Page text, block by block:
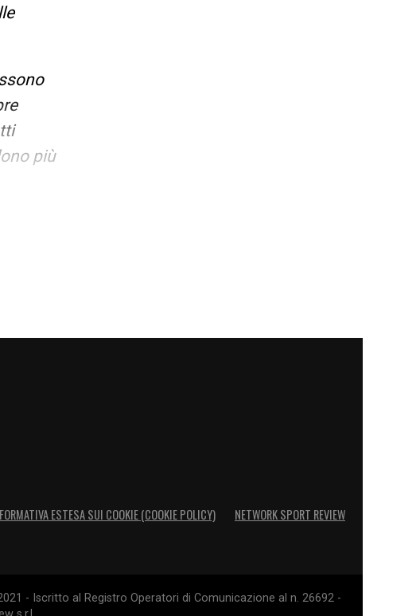
più
di
ESTESA SUI COOKIE (COOKIE POLICY) NETWORK SPORT REVIEW
- Iscritto al Registro Operatori di Comunicazione al n. 26692 -